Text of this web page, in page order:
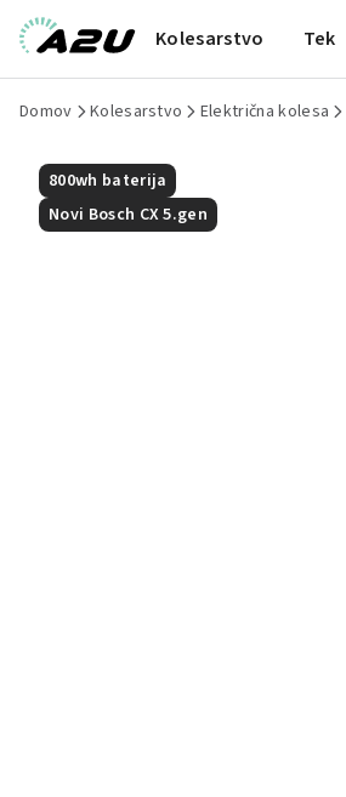
Kolesarstvo Tek
Domov Kolesarstvo Električna kolesa
800wh baterija
Novi Bosch CX 5.gen